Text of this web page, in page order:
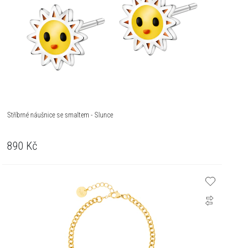
Stříbrné náušnice se smaltem - Slunce
890 Kč